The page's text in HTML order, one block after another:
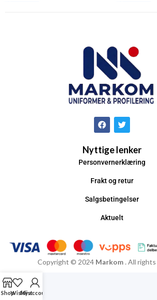
Nyttige lenker
Personvernerklæring
Frakt og retur
Salgsbetingelser
Aktuelt
Copyright © 2024 Markom . All
ShopWishlist
My account